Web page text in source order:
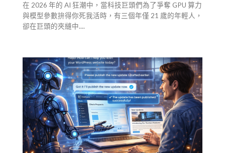
在 2026 年的 AI 狂潮中，當科技巨頭們為了爭奪 GPU 算力
與模型參數拚得你死我活時，有三個年僅 21 歲的年輕人，
卻在巨頭的夾縫中....